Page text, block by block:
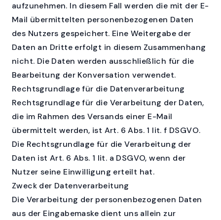
aufzunehmen. In diesem Fall werden die mit der E-
Mail übermittelten personenbezogenen Daten
des Nutzers gespeichert. Eine Weitergabe der
Daten an Dritte erfolgt in diesem Zusammenhang
nicht. Die Daten werden ausschließlich für die
Bearbeitung der Konversation verwendet.
Rechtsgrundlage für die Datenverarbeitung
Rechtsgrundlage für die Verarbeitung der Daten,
die im Rahmen des Versands einer E-Mail
übermittelt werden, ist Art. 6 Abs. 1 lit. f DSGVO.
Die Rechtsgrundlage für die Verarbeitung der
Daten ist Art. 6 Abs. 1 lit. a DSGVO, wenn der
Nutzer seine Einwilligung erteilt hat.
Zweck der Datenverarbeitung
Die Verarbeitung der personenbezogenen Daten
aus der Eingabemaske dient uns allein zur